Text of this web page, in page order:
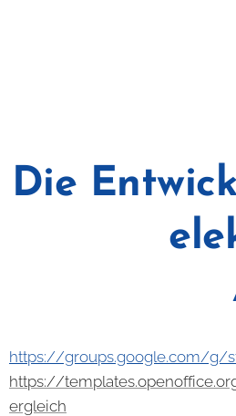
Die
https://groups.google.com/g/
https://
ergleich